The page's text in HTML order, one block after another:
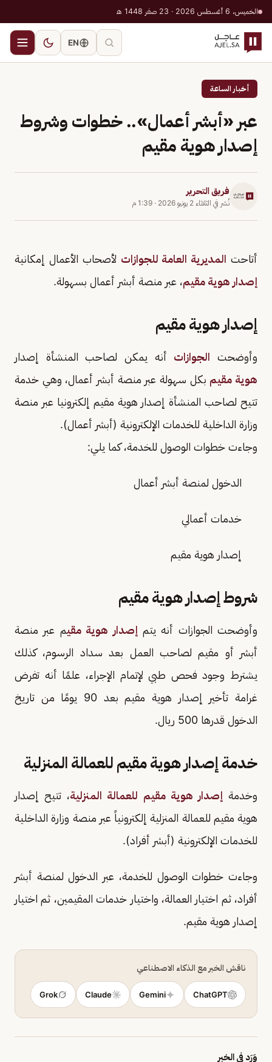
الخميس، 6 أغسطس 2026 · 23 صفر 1448 هـ
EN
أخبار الساعة
عبر «أبشر أعمال».. خطوات وشروط
إصدار هوية مقيم
فريق التحرير
نُشر في الثلاثاء 2 يونيو 2026 · 1:39 م
أتاحت المديرية العامة للجوازات لأصحاب الأعمال إمكانية
إصدار هوية مقيم، عبر منصة أبشر أعمال بسهولة.
إصدار هوية مقيم
وأوضحت الجوازات أنه يمكن لصاحب المنشأة إصدار
هوية مقيم بكل سهولة عبر منصة أبشر أعمال، وهي خدمة
تتيح لصاحب المنشأة إصدار هوية مقيم إلكترونيا عبر منصة
وزارة الداخلية للخدمات الإلكترونية (أبشر أعمال).
وجاءت خطوات الوصول للخدمة، كما يلي:
الدخول لمنصة أبشر أعمال
خدمات أعمالي
إصدار هوية مقيم
شروط إصدار هوية مقيم
وأوضحت الجوازات أنه يتم إصدار هوية مقيم عبر منصة
أبشر أو مقيم لصاحب العمل بعد سداد الرسوم، كذلك
يشترط وجود فحص طبي لإتمام الإجراء، علمًا أنه تفرض
غرامة تأخير إصدار هوية مقيم بعد 90 يومًا من تاريخ
الدخول قدرها 500 ريال.
خدمة إصدار هوية مقيم للعمالة المنزلية
وخدمة إصدار هوية مقيم للعمالة المنزلية، تتيح إصدار
هوية مقيم للعمالة المنزلية إلكترونياً عبر منصة وزارة الداخلية
للخدمات الإلكترونية (أبشر أفراد).
وجاءت خطوات الوصول للخدمة، عبر الدخول لمنصة أبشر
أفراد، ثم اختيار العمالة، واختيار خدمات المقيمين، ثم اختيار
إصدار هوية مقيم.
ناقش الخبر مع الذكاء الاصطناعي
ChatGPT
Gemini
Claude
Grok
وَرَد في الخبر